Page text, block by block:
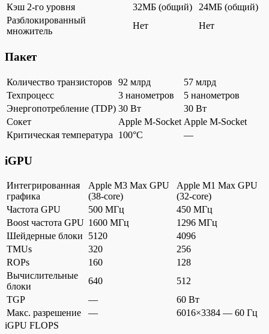
Кэш 2-го уровня
32МБ (общий)
24МБ (общий)
Разблокированный
множитель
Нет Нет
Пакет
Количество транзисторов 92 млрд
57 млрд
Техпроцесс
3 нанометров
5 нанометров
Энергопотребление (TDP) 30 Вт
30 Вт
Сокет
Apple M-Socket Apple M-Socket
Критическая температура
100°C —
iGPU
Интегрированная
графика
Apple M3 Max GPU
(38-core)
Apple M1 Max GPU
(32-core)
Частота GPU
500 МГц
450 МГц
Boost частота GPU 1600 МГц
1296 МГц
Шейдерные блоки
5120
4096
TMUs
320
256
ROPs
160
128
Вычислительные
блоки
640
512
TGP
—
60 Вт
Макс. разрешение
—
6016×3384 — 60 Гц
iGPU FLOPS